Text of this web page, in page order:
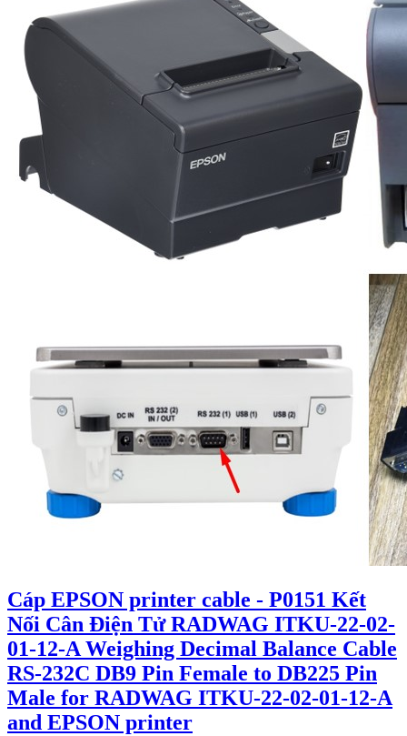
Cáp EPSON printer cable - P0151 Kết
Nối Cân Điện Tử RADWAG ITKU-22-02-
01-12-A Weighing Decimal Balance Cable
RS-232C DB9 Pin Female to DB225 Pin
Male for RADWAG ITKU-22-02-01-12-A
and EPSON printer